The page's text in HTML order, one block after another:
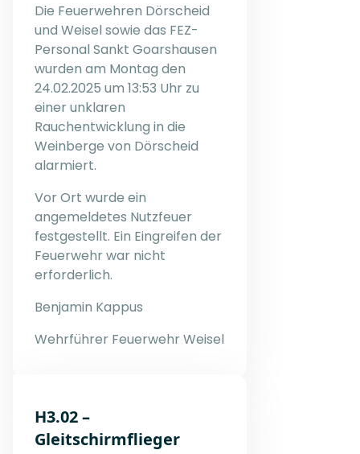
Die Feuerwehren Dörscheid
und Weisel sowie das FEZ-
Personal Sankt Goarshausen
wurden am Montag den
24.02.2025 um 13:53 Uhr zu
einer unklaren
Rauchentwicklung in die
Weinberge von Dörscheid
alarmiert.
Vor Ort wurde ein
angemeldetes Nutzfeuer
festgestellt. Ein Eingreifen der
Feuerwehr war nicht
erforderlich.
Benjamin Kappus
Wehrführer Feuerwehr Weisel
H3.02 –
Gleitschirmflieger